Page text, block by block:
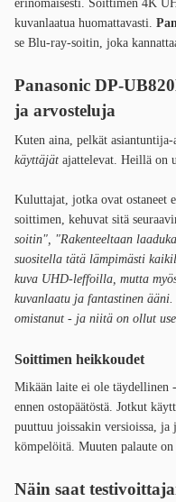
erinomaisesti. Soittimen 4K
kuvanlaatua huomattavasti.
se Blu-ray-soitin, joka
Panasonic DP-
ja arvosteluja
Kuten aina, pelkät
käyttäjät ajattelevat. Heillä on
Kuluttajat, jotka ovat ostaneet
soittimen, kehuvat sitä
soitin", "Rakenteeltaan
suositella tätä lämpimästi
kuva UHD-leffoilla, mutta
kuvanlaatu ja fantastinen
omistanut - ja niitä on ollut
Soittimen heikkoudet
Mikään laite ei ole täydellinen
ennen ostopäätöstä. Jotkut
puuttuu joissakin versioissa,
kömpelöitä. Muuten palaute
Näin saat